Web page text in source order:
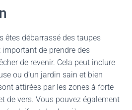
êtes débarrassé des taupes
de prendre des
de revenir. Cela peut inclure
ou d’un jardin sain et bien
attirées par les zones à forte
de vers. Vous pouvez également